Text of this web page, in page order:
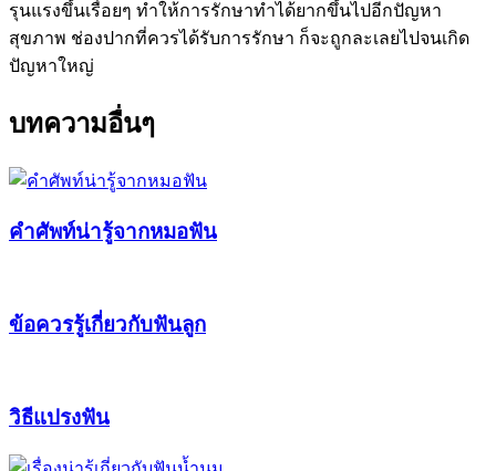
รุนแรงขึ้นเรื่อยๆ ทำให้การรักษาทำได้ยากขึ้นไปอีกปัญหา
สุขภาพ ช่องปากที่ควรได้รับการรักษา ก็จะถูกละเลยไปจนเกิด
ปัญหาใหญ่
บทความอื่นๆ
คำศัพท์น่ารู้จากหมอฟัน
ข้อควรรู้เกี่ยวกับฟันลูก
วิธีแปรงฟัน